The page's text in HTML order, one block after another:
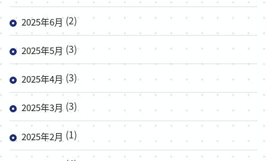
2025年6月(2)
2025年5月(3)
2025年4月(3)
2025年3月 (3)
2025年2月 (1)